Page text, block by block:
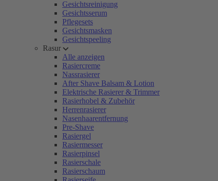
Gesichtsreinigung
Gesichtsserum
Pflegesets
Gesichtsmasken
Gesichtspeeling
Rasur
Alle anzeigen
Rasiercreme
Nassrasierer
After Shave Balsam & Lotion
Elektrische Rasierer & Trimmer
Rasierhobel & Zubehör
Herrenrasierer
Nasenhaarentfernung
Pre-Shave
Rasiergel
Rasiermesser
Rasierpinsel
Rasierschale
Rasierschaum